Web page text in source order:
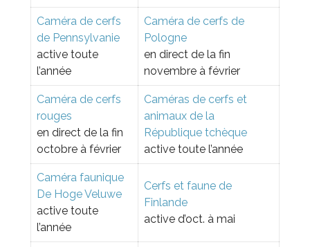
Caméra de cerfs
de Pennsylvanie
active toute
l’année
Caméra de cerfs de
Pologne
en direct de la fin
novembre à février
Caméra de cerfs
rouges
en direct de la fin
octobre à février
Caméras de cerfs et
animaux de la
République tchèque
active toute l’année
Caméra faunique
De Hoge Veluwe
active toute
l’année
Cerfs et faune de
Finlande
active d’oct. à mai